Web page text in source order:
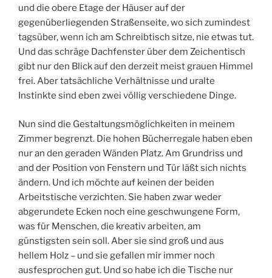
und die obere Etage der Häuser auf der
gegenüberliegenden Straßenseite, wo sich zumindest
tagsüber, wenn ich am Schreibtisch sitze, nie etwas tut.
Und das schräge Dachfenster über dem Zeichentisch
gibt nur den Blick auf den derzeit meist grauen Himmel
frei. Aber tatsächliche Verhältnisse und uralte
Instinkte sind eben zwei völlig verschiedene Dinge.
Nun sind die Gestaltungsmöglichkeiten in meinem
Zimmer begrenzt. Die hohen Bücherregale haben eben
nur an den geraden Wänden Platz. Am Grundriss und
and der Position von Fenstern und Tür läßt sich nichts
ändern. Und ich möchte auf keinen der beiden
Arbeitstische verzichten. Sie haben zwar weder
abgerundete Ecken noch eine geschwungene Form,
was für Menschen, die kreativ arbeiten, am
günstigsten sein soll. Aber sie sind groß und aus
hellem Holz – und sie gefallen mir immer noch
ausfesprochen gut. Und so habe ich die Tische nur